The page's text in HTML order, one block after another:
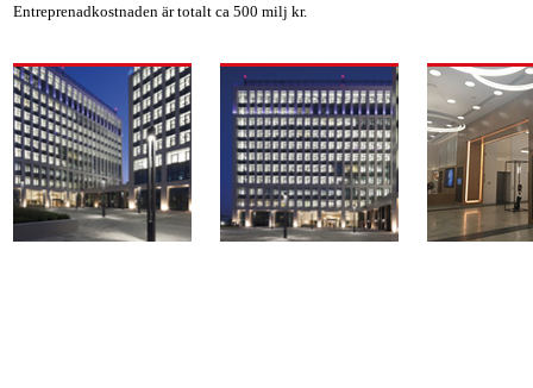
Entreprenadkostnaden är totalt ca 500 milj kr.